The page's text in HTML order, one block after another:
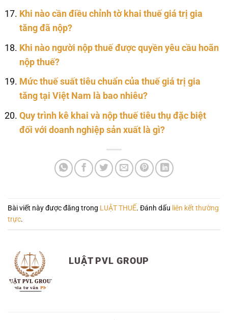
Khi nào cần điều chỉnh tờ khai thuế giá trị gia
tăng đã nộp?
Khi nào người nộp thuế được quyền yêu cầu hoãn
nộp thuế?
Mức thuế suất tiêu chuẩn của thuế giá trị gia
tăng tại Việt Nam là bao nhiêu?
Quy trình kê khai và nộp thuế tiêu thụ đặc biệt
đối với doanh nghiệp sản xuất là gì?
Bài viết này được đăng trong LUẬT THUẾ. Đánh dấu liên kết thường
trực.
LUẬT PVL GROUP